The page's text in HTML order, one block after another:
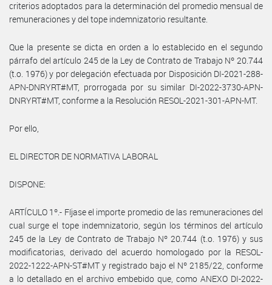
criterios adoptados para la determinación del promedio mensual de
remuneraciones y del tope indemnizatorio resultante.
Que la presente se dicta en orden a lo establecido en el segundo
párrafo del artículo 245 de la Ley de Contrato de Trabajo Nº 20.744
(t.o. 1976) y por delegación efectuada por Disposición DI-2021-288-
APN-DNRYRT#MT, prorrogada por su similar DI-2022-3730-APN-
DNRYRT#MT, conforme a la Resolución RESOL-2021-301-APN-MT.
Por ello,
EL DIRECTOR DE NORMATIVA LABORAL
DISPONE:
ARTÍCULO 1º.- Fíjase el importe promedio de las remuneraciones del
cual surge el tope indemnizatorio, según los términos del artículo
245 de la Ley de Contrato de Trabajo Nº 20.744 (t.o. 1976) y sus
modificatorias, derivado del acuerdo homologado por la RESOL-
2022-1222-APN-ST#MT y registrado bajo el Nº 2185/22, conforme
a lo detallado en el archivo embebido que, como ANEXO DI-2022-